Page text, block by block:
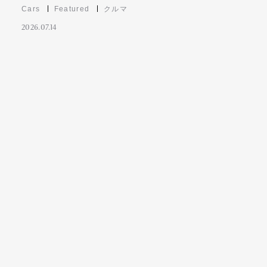
Cars Featured クルマ
2026.07.14